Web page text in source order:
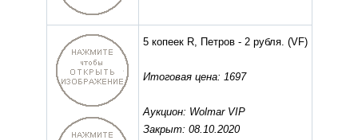
5 копеек R, Петров - 2 рубля. (VF)
Итоговая цена: 1697
Аукцион: Wolmar VIP
Закрыт: 08.10.2020